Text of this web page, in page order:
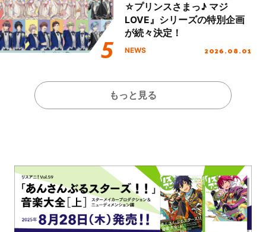
☆プリンスさまっ♪ マジ
LOVE』シリーズの特別企画
が続々決定！
NEWS 2026.08.01
もっと見る